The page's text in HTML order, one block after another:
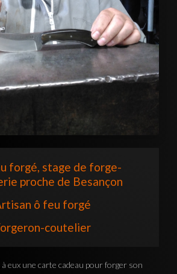
forgé, stage de forge-
proche de Besançon
ô feu forgé
coutelier
eux une carte cadeau pour forger son